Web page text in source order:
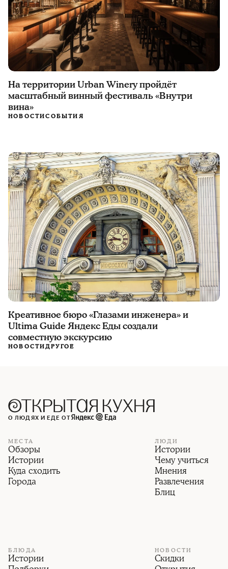
На территории Urban Winery пройдёт
масштабный винный фестиваль «Внутри
вина»
НОВОСТИСОБЫТИЯ
Креативное бюро «Глазами инженера» и
Ultima Guide Яндекс Еды создали
совместную экскурсию
НОВОСТИДРУГОЕ
О ЛЮДЯХ И ЕДЕ ОТ
МЕСТА
Обзоры
Истории
Куда сходить
Города
ЛЮДИ
Истории
Чему учиться
Мнения
Развлечения
Блиц
БЛЮДА
Истории
НОВОСТИ
Скидки